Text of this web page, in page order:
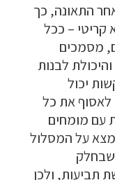
התאונה, כך
קריטי – ככל
מסמכים
לבנות
יכול
לאסוף את כל
עם מומחים
על המסלול
שבחלק
תביעות, ולכן